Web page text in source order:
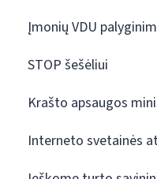
Įmonių VDU
STOP šešėliui
Krašto apsaugos
Interneto svetainės